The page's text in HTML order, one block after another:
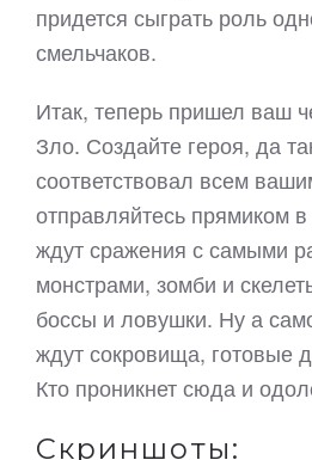
придется сыграть роль
смельчаков.
Итак, теперь пришел ваш
Зло. Создайте героя, да
соответствовал всем
отправляйтесь прямиком
ждут сражения с самыми
монстрами, зомби и
боссы и ловушки. Ну а
ждут сокровища, готовые
Кто проникнет сюда и
Скриншоты: